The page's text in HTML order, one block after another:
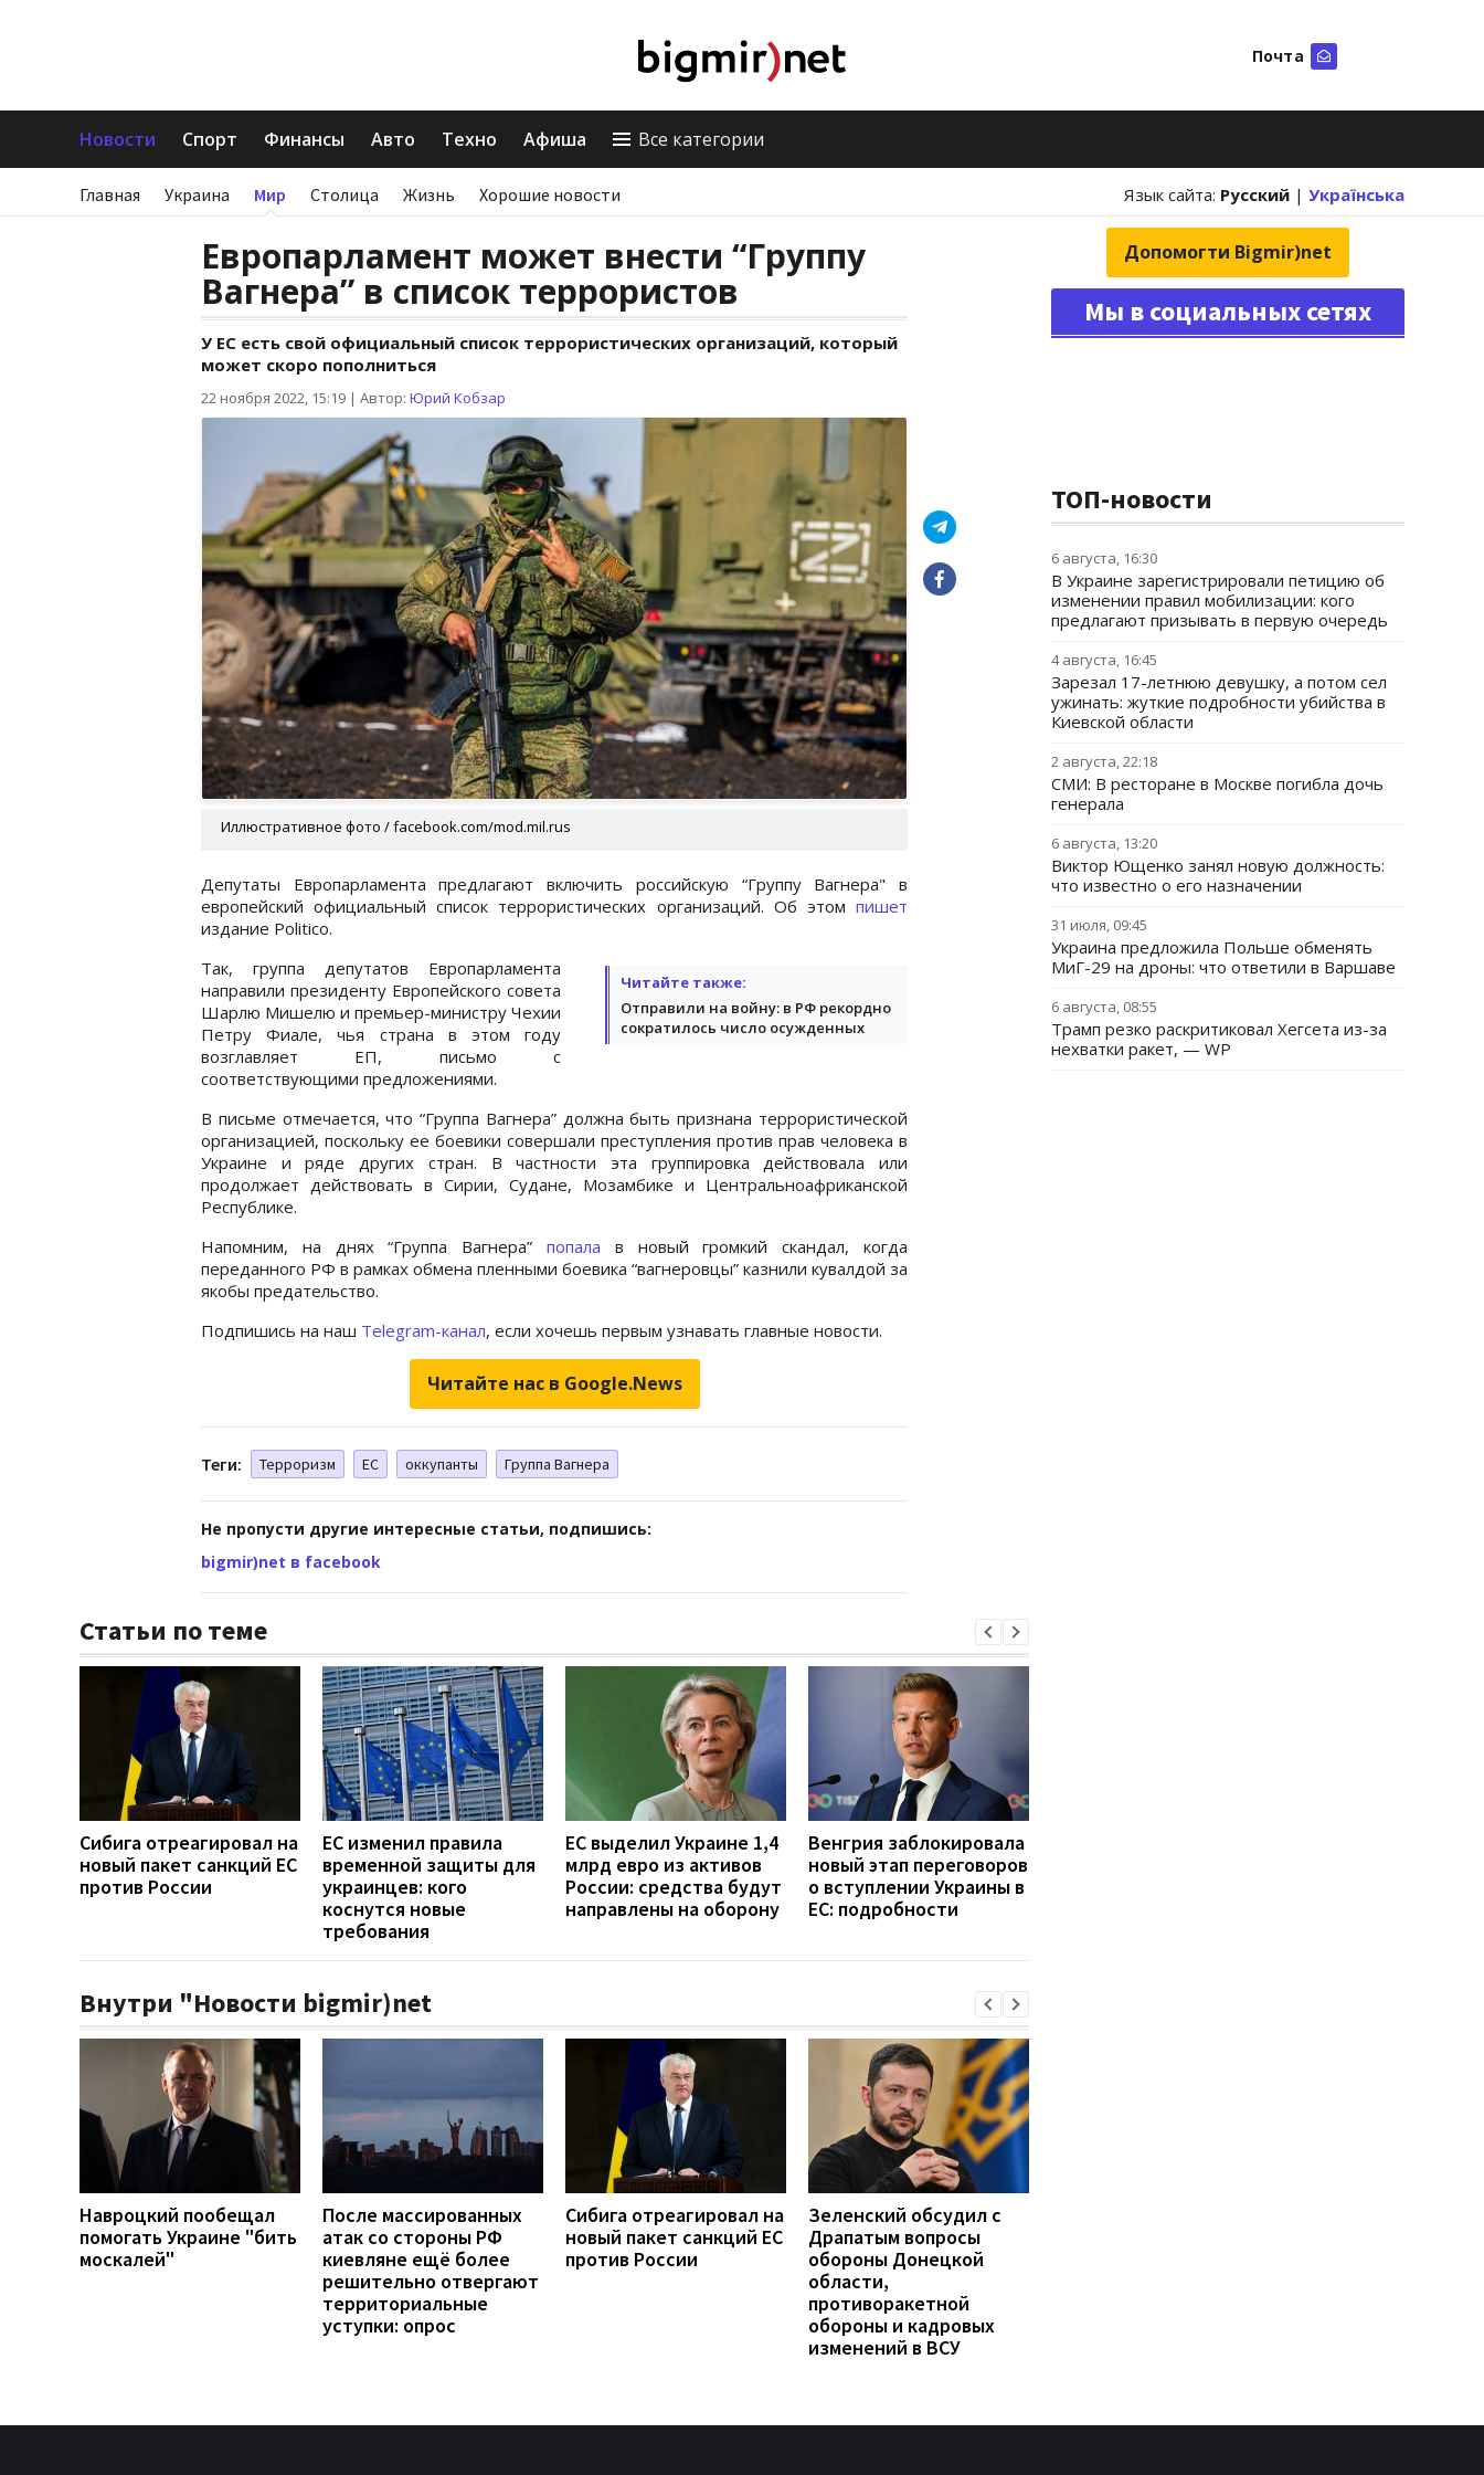
Почта
Новости Спорт Финансы Авто Техно Афиша Все категории
Главная Украина Мир Столица Жизнь Хорошие новости Язык сайта: Русский | Українська
Европарламент может внести “Группу
Вагнера” в список террористов
У ЕС есть свой официальный список террористических организаций, который
может скоро пополниться
22 ноября 2022, 15:19 | Автор: Юрий Кобзар
Иллюстративное фото / facebook.com/mod.mil.rus
Депутаты Европарламента предлагают включить российскую “Группу Вагнера" в
европейский официальный список террористических организаций. Об этом пишет
издание Politico.
Читайте также:
Отправили на войну: в РФ рекордно
сократилось число осужденных
Так, группа депутатов Европарламента
направили президенту Европейского совета
Шарлю Мишелю и премьер-министру Чехии
Петру Фиале, чья страна в этом году
возглавляет ЕП, письмо с
соответствующими предложениями.
В письме отмечается, что “Группа Вагнера” должна быть признана террористической
организацией, поскольку ее боевики совершали преступления против прав человека в
Украине и ряде других стран. В частности эта группировка действовала или
продолжает действовать в Сирии, Судане, Мозамбике и Центральноафриканской
Республике.
Напомним, на днях “Группа Вагнера” попала в новый громкий скандал, когда
переданного РФ в рамках обмена пленными боевика “вагнеровцы” казнили кувалдой за
якобы предательство.
Подпишись на наш Telegram-канал, если хочешь первым узнавать главные новости.
Читайте нас в Google.News
Теги: Терроризм ЕС оккупанты Группа Вагнера
Не пропусти другие интересные статьи, подпишись:
bigmir)net в facebook
Статьи по теме
Сибига отреагировал на
новый пакет санкций ЕС
против России
ЕС изменил правила
временной защиты для
украинцев: кого
коснутся новые
требования
ЕС выделил Украине 1,4
млрд евро из активов
России: средства будут
направлены на оборону
Венгрия заблокировала
новый этап переговоров
о вступлении Украины в
ЕС: подробности
Внутри "Новости bigmir)net
Навроцкий пообещал
помогать Украине "бить
москалей"
После массированных
атак со стороны РФ
киевляне ещё более
решительно отвергают
территориальные
уступки: опрос
Сибига отреагировал на
новый пакет санкций ЕС
против России
Зеленский обсудил с
Драпатым вопросы
обороны Донецкой
области,
противоракетной
обороны и кадровых
изменений в ВСУ
Допомогти Bigmir)net
Мы в социальных сетях
ТОП-новости
6 августа, 16:30
В Украине зарегистрировали петицию об
изменении правил мобилизации: кого
предлагают призывать в первую очередь
4 августа, 16:45
Зарезал 17-летнюю девушку, а потом сел
ужинать: жуткие подробности убийства в
Киевской области
2 августа, 22:18
СМИ: В ресторане в Москве погибла дочь
генерала
6 августа, 13:20
Виктор Ющенко занял новую должность:
что известно о его назначении
31 июля, 09:45
Украина предложила Польше обменять
МиГ-29 на дроны: что ответили в Варшаве
6 августа, 08:55
Трамп резко раскритиковал Хегсета из-за
нехватки ракет, — WP